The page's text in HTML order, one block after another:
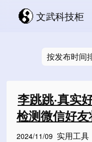
文武科技柜
按发布时间
李跳跳·真实
检测微信好
2024/11/09 实用工具